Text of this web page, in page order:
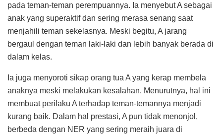
pada teman-teman perempuannya. Ia menyebut A sebagai
anak yang superaktif dan sering merasa senang saat
menjahili teman sekelasnya. Meski begitu, A jarang
bergaul dengan teman laki-laki dan lebih banyak berada di
dalam kelas.
Ia juga menyoroti sikap orang tua A yang kerap membela
anaknya meski melakukan kesalahan. Menurutnya, hal ini
membuat perilaku A terhadap teman-temannya menjadi
kurang baik. Dalam hal prestasi, A pun tidak menonjol,
berbeda dengan NER yang sering meraih juara di